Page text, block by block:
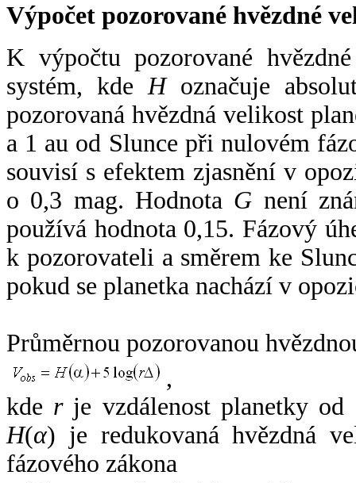
Výpočet pozorované hvězdné
K výpočtu pozorované
systém, kde Hoznačuje
pozorovaná hvězdná velikost
a 1 au od Slunce při nulovém
souvisí s efektem zjasnění v
o 0,3 mag. Hodnota G není
používá hodnota 0,15. Fázový
k pozorovateli a směrem ke
pokud se planetka nachází v
Průměrnou pozorovanou
,
kde rje vzdálenost planetky od
H(α) je redukovaná hvězdná
fázového zákona